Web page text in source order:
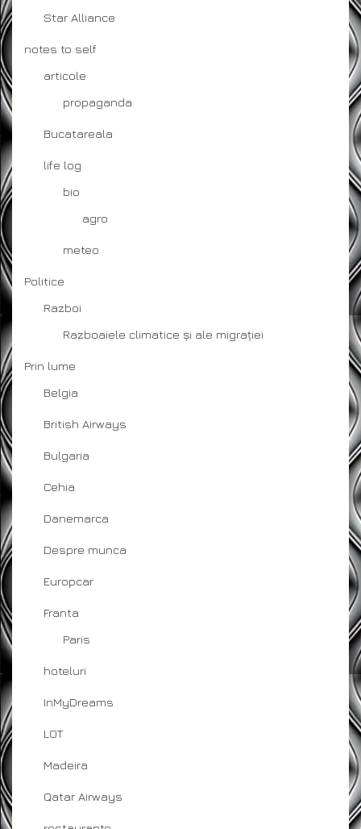
Star Alliance
notes to self
articole
propaganda
Bucatareala
life log
bio
agro
meteo
Politice
Razboi
Razboaiele climatice și ale migrației
Prin lume
Belgia
British Airways
Bulgaria
Cehia
Danemarca
Despre munca
Europcar
Franta
Paris
hoteluri
InMyDreams
LOT
Madeira
Qatar Airways